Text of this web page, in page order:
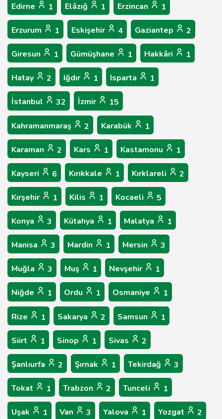
Edirne 1 Elâzığ 1 Erzincan 1
Erzurum 1 Eskişehir 4 Gaziantep 2
Giresun 1 Gümüşhane 1 Hakkâri 1
Hatay 2 Iğdır 1 Isparta 1
İstanbul 32 İzmir 15
Kahramanmaraş 2 Karabük 1
Karaman 2 Kars 1 Kastamonu 1
Kayseri 6 Kırıkkale 1 Kırklareli 2
Kırşehir 1 Kilis 1 Kocaeli 5
Konya 3 Kütahya 1 Malatya 1
Manisa 3 Mardin 1 Mersin 3
Muğla 3 Muş 1 Nevşehir 1
Niğde 1 Ordu 1 Osmaniye 1
Rize 1 Sakarya 2 Samsun 1
Siirt 1 Sinop 1 Sivas 2
Şanlıurfa 2 Şırnak 1 Tekirdağ 3
Tokat 1 Trabzon 2 Tunceli 1
Uşak 1 Van 3 Yalova 1 Yozgat 2